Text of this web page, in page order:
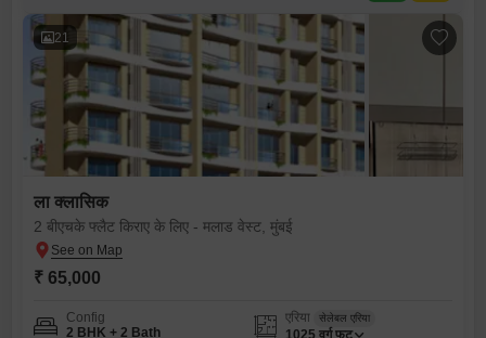
21
ला क्लासिक
2 बीएचके फ्लैट किराए के लिए - मलाड वेस्ट, मुंबई
₹ 65,000
Config
2 BHK + 2 Bath
एरिया सेलेबल एरिया
1025 वर्ग फुट